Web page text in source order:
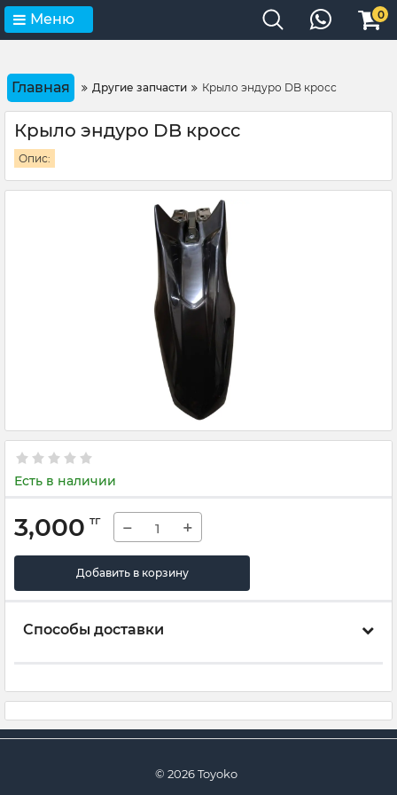
Меню 0
Главная Другие запчасти Крыло эндуро DB кросс
Крыло эндуро DB кросс
Опис:
Есть в наличии
3,000 тг − +
Добавить в корзину
Способы доставки
© 2026 Toyoko